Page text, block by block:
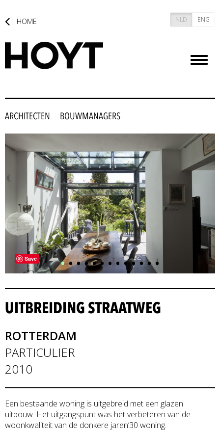
HOME NLD ENG
ARCHITECTEN BOUWMANAGERS
•••••••••••••
Save
UITBREIDING STRAATWEG
ROTTERDAM
PARTICULIER
2010
Een bestaande woning is uitgebreid met een glazen
uitbouw. Het uitgangspunt was het verbeteren van de
woonkwaliteit van de donkere jaren’30 woning.